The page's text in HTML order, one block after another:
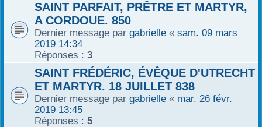
SAINT PARFAIT, PRÊTRE ET MARTYR,
A CORDOUE. 850
Dernier message par gabrielle « sam. 09 mars
2019 14:34
Réponses : 3
SAINT FRÉDÉRIC, ÉVÊQUE D'UTRECHT
ET MARTYR. 18 JUILLET 838
Dernier message par gabrielle « mar. 26 févr.
2019 13:45
Réponses : 5